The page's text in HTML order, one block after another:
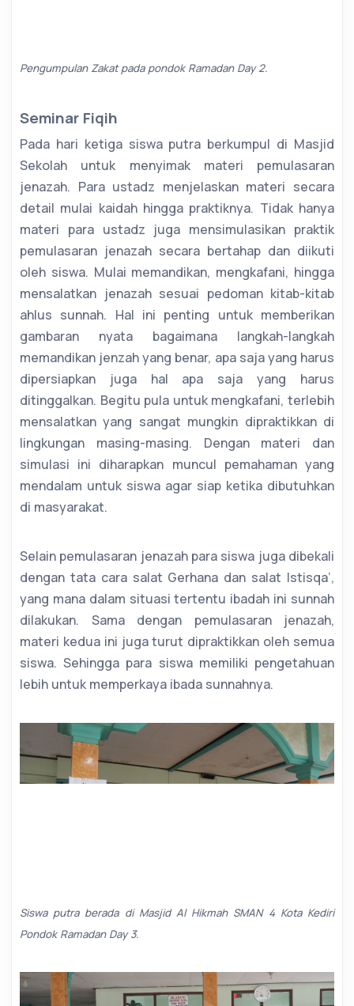
Pengumpulan Zakat pada pondok Ramadan Day 2.
Seminar Fiqih
Pada hari ketiga siswa putra berkumpul di Masjid
Sekolah untuk menyimak materi pemulasaran
jenazah. Para ustadz menjelaskan materi secara
detail mulai kaidah hingga praktiknya. Tidak hanya
materi para ustadz juga mensimulasikan praktik
pemulasaran jenazah secara bertahap dan diikuti
oleh siswa. Mulai memandikan, mengkafani, hingga
mensalatkan jenazah sesuai pedoman kitab-kitab
ahlus sunnah. Hal ini penting untuk memberikan
gambaran nyata bagaimana langkah-langkah
memandikan jenzah yang benar, apa saja yang harus
dipersiapkan juga hal apa saja yang harus
ditinggalkan. Begitu pula untuk mengkafani, terlebih
mensalatkan yang sangat mungkin dipraktikkan di
lingkungan masing-masing. Dengan materi dan
simulasi ini diharapkan muncul pemahaman yang
mendalam untuk siswa agar siap ketika dibutuhkan
di masyarakat.
Selain pemulasaran jenazah para siswa juga dibekali
dengan tata cara salat Gerhana dan salat Istisqa’,
yang mana dalam situasi tertentu ibadah ini sunnah
dilakukan. Sama dengan pemulasaran jenazah,
materi kedua ini juga turut dipraktikkan oleh semua
siswa. Sehingga para siswa memiliki pengetahuan
lebih untuk memperkaya ibada sunnahnya.
Siswa putra berada di Masjid Al Hikmah SMAN 4 Kota Kediri
Pondok Ramadan Day 3.